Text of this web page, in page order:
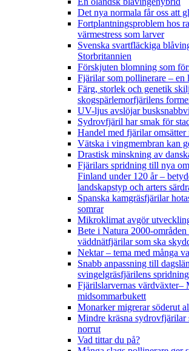
Det nya normala får oss att
Fortplantningsproblem hos
värmestress som larver
Svenska svartfläckiga
Storbritannien
Förskjuten blomning som
Fjärilar som pollinerare – en
Färg, storlek och genetik
skogspärlemorfjärilens
UV-ljus avslöjar
Sydrovfjäril har smak för
Handel med fjärilar
Vätska i vingmembran kan
Drastisk minskning av
Fjärilars spridning till nya
Finland under 120 år–
landskapstyp och arters
Spanska kamgräsfjärilar
somrar
Mikroklimat avgör
Bete i Natura 2000-områden
väddnätfjärilar som ska
Nektar – tema med många
Snabb anpassning till
svingelgräsfjärilens
Fjärilslarvernas värdväxter–
midsommarbukett
Monarker migrerar söderut
Mindre kräsna sydrovfjärilar
norrut
Vad tittar du på?